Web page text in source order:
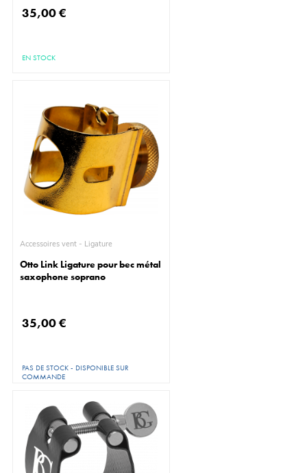
35,00 €
EN STOCK
Accessoires vent - Ligature
Otto Link Ligature pour bec métal
saxophone soprano
35,00 €
PAS DE STOCK - DISPONIBLE SUR
COMMANDE